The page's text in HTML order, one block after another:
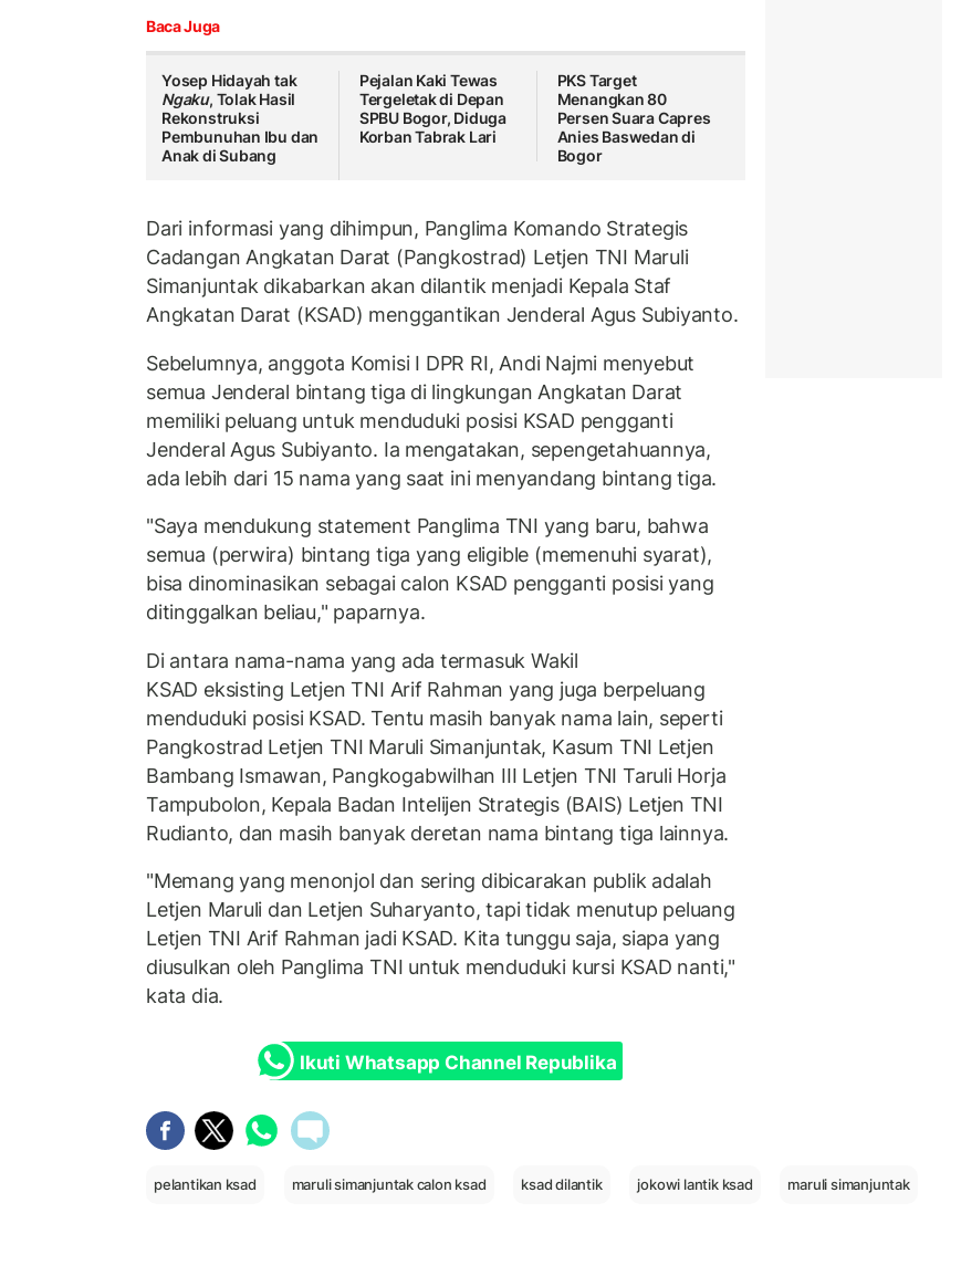
Baca Juga
Yosep Hidayah tak
Ngaku, Tolak Hasil
Rekonstruksi
Pembunuhan Ibu dan
Anak di Subang
Pejalan Kaki Tewas
Tergeletak di Depan
SPBU Bogor, Diduga
Korban Tabrak Lari
PKS Target
Menangkan 80
Persen Suara Capres
Anies Baswedan di
Bogor
Dari informasi yang dihimpun, Panglima Komando Strategis
Cadangan Angkatan Darat (Pangkostrad) Letjen TNI Maruli
Simanjuntak dikabarkan akan dilantik menjadi Kepala Staf
Angkatan Darat (KSAD) menggantikan Jenderal Agus Subiyanto.
Sebelumnya, anggota Komisi I DPR RI, Andi Najmi menyebut
semua Jenderal bintang tiga di lingkungan Angkatan Darat
memiliki peluang untuk menduduki posisi KSAD pengganti
Jenderal Agus Subiyanto. Ia mengatakan, sepengetahuannya,
ada lebih dari 15 nama yang saat ini menyandang bintang tiga.
"Saya mendukung statement Panglima TNI yang baru, bahwa
semua (perwira) bintang tiga yang eligible (memenuhi syarat),
bisa dinominasikan sebagai calon KSAD pengganti posisi yang
ditinggalkan beliau," paparnya.
Di antara nama-nama yang ada termasuk Wakil
KSAD eksisting Letjen TNI Arif Rahman yang juga berpeluang
menduduki posisi KSAD. Tentu masih banyak nama lain, seperti
Pangkostrad Letjen TNI Maruli Simanjuntak, Kasum TNI Letjen
Bambang Ismawan, Pangkogabwilhan III Letjen TNI Taruli Horja
Tampubolon, Kepala Badan Intelijen Strategis (BAIS) Letjen TNI
Rudianto, dan masih banyak deretan nama bintang tiga lainnya.
"Memang yang menonjol dan sering dibicarakan publik adalah
Letjen Maruli dan Letjen Suharyanto, tapi tidak menutup peluang
Letjen TNI Arif Rahman jadi KSAD. Kita tunggu saja, siapa yang
diusulkan oleh Panglima TNI untuk menduduki kursi KSAD nanti,"
kata dia.
Ikuti Whatsapp Channel Republika
pelantikan ksad maruli simanjuntak calon ksad ksad dilantik jokowi lantik ksad maruli simanjuntak